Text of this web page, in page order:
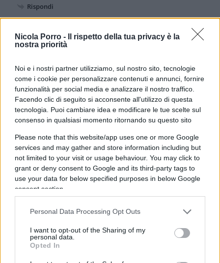
Nicola Porro -
Il rispetto della tua privacy è la
nostra priorità
Noi e i nostri partner utilizziamo, sul nostro sito, tecnologie
come i cookie per personalizzare contenuti e annunci, fornire
funzionalità per social media e analizzare il nostro traffico.
Facendo clic di seguito si acconsente all'utilizzo di questa
tecnologia. Puoi cambiare idea e modificare le tue scelte sul
consenso in qualsiasi momento ritornando su questo sito
Please note that this website/app uses one or more Google
services and may gather and store information including but
not limited to your visit or usage behaviour. You may click to
grant or deny consent to Google and its third-party tags to
use your data for below specified purposes in below Google
consent section.
Personal Data Processing Opt Outs
I want to opt-out of the Sharing of my
personal data.
Opted In
Rispondi
M.B.
16 Ottobre 2023, 11:36 11:36
ITALIANI: VOTATE IL NUOVO PARTITO DI MICHELE SANTORO
CHE ABORRISCE LA GUERRA E DESIDERA INTERROMPERE
L’INVIO DI ARMI IN UCRAINA! SE TUTTAVIA VI STA
ANTIPATICO SANTORO, SAPPIATE CHE ESISTONO ALTRI
PICCOLI PARTITI CON BELLE IDEE: EVITATE DI DARE ANCHE
Rispondi VIsualizza le risposte
Pigi
Nel 2011 Berlusconi rinnegò il trattato stipulato con
Gheddafi e si accodò a Francia, GB e USA nella distruzione
della LIbia.
Dopo pochi mesi fu disarcionato dello spread e Forza Italia
iniziò la discesa verso percentuali a una cifra.